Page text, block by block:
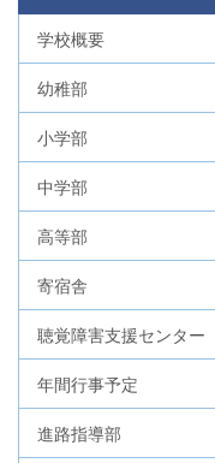
学校概要
幼稚部
小学部
中学部
高等部
寄宿舎
聴覚障害支援センター
年間行事予定
進路指導部